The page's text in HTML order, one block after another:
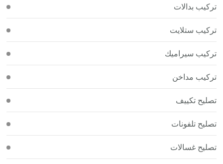
تركيب بدالات
تركيب ستلايت
تركيب سيراميك
تركيب مداخن
تصليح تكييف
تصليح تلفونات
تصليح غسالات